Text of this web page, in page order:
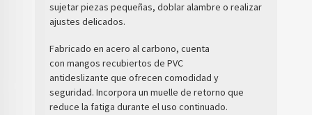
sujetar piezas pequeñas, doblar alambre o realizar
ajustes delicados.
Fabricado en acero al carbono, cuenta
conmangos recubiertos de PVC
antideslizante que ofrecen comodidad y
seguridad. Incorpora unmuelle de retorno que
reduce la fatiga durante el uso continuado.